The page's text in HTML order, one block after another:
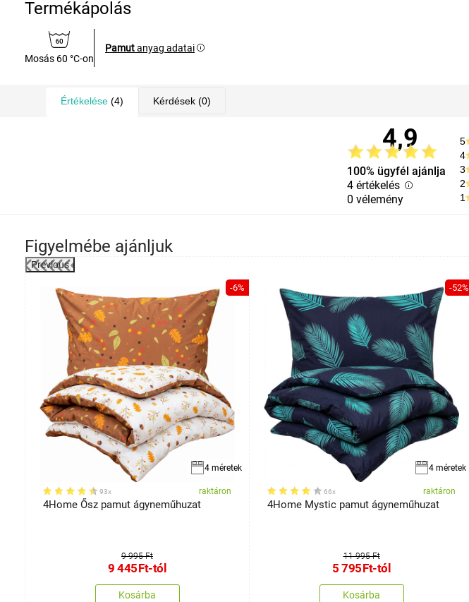
Termékápolás
Mosás 60 °C-on
Pamutanyag adatai
Értékelése (4) Kérdések (0)
4,9
100% ügyfél ajánlja
4 értékelés
0 vélemény
5
4
3
2
1
Figyelmébe ajánljuk
Previous
-6%
4 méretek
93x raktáron
4Home Ősz pamut ágyneműhuzat
9 995 Ft
9 445Ft-tól
Kosárba
-52%
4 méretek
66x raktáron
4Home Mystic pamut ágyneműhuzat
11 995 Ft
5 795Ft-tól
Kosárba